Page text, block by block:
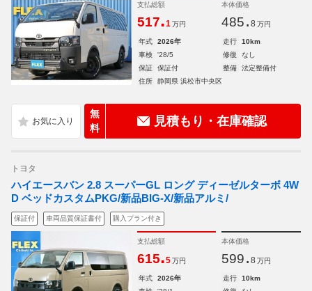
支払総額
517.1 万円
本体価格
485. 8 万円
年式 2026年 走行
10km
車検
'28/5 修復
なし
保証
保証付 整備
法定整備付
住所
静岡県 浜松市中央区
無
料
見積もり・在庫確認
トヨタ
ハイエースバン 2.8 スーパーGL ロング ディーゼルターボ 4W
D ベッドカスタムPKG/新品BIG-X/新品アルミ/
保証付 車両品質保証書付 購入プラン付き
支払総額
615.5 万円
本体価格
599. 8 万円
年式 2026年 走行
10km